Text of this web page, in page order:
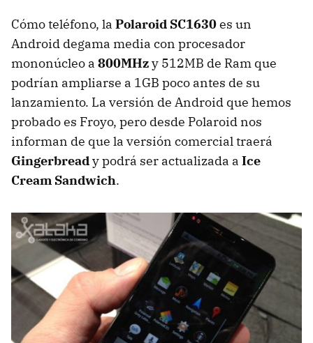
Cómo teléfono, la Polaroid SC1630es un
Android degama media con procesador
mononúcleo a 800MHzy 512MB de Ram que
podrían ampliarse a 1GB poco antes de su
lanzamiento. La versión de Android que hemos
probado es Froyo, pero desde Polaroid nos
informan de que la versión comercial traerá
Gingerbready podrá ser actualizada a Ice
Cream Sandwich.